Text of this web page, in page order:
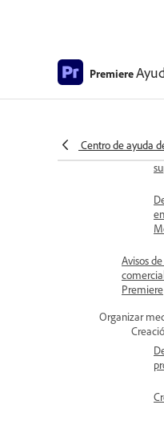
Premiere
Centro de ayuda
Avisos
Premiere
Organizar